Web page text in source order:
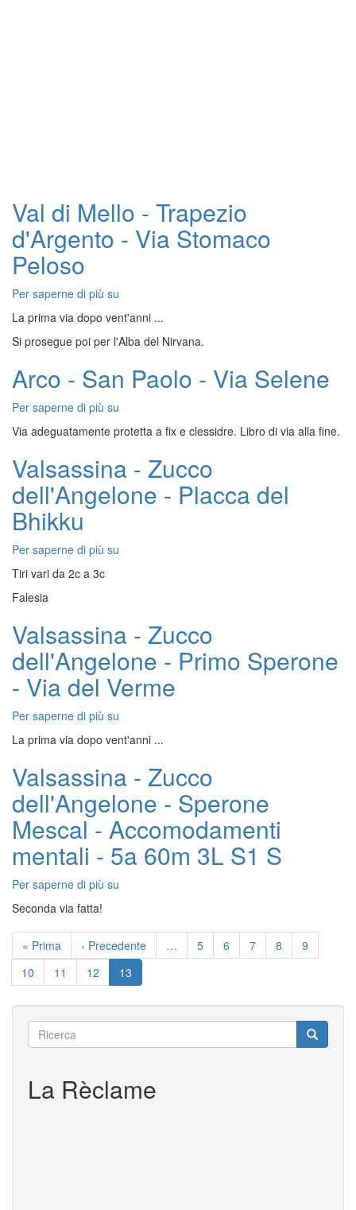
Val di Mello - Trapezio
d'Argento - Via Stomaco
Peloso
Per saperne di più su
Mello
-
d'Argento
-
Peloso
La prima via dopo vent'anni ...
Si prosegue poi per l'Alba del Nirvana.
Arco - San Paolo - Via Selene
Per saperne di più su
San
-
Selene
Via adeguatamente protetta a fix e clessidre. Libro di via alla fine.
Valsassina - Zucco
dell'Angelone - Placca del
Bhikku
Per saperne di più su
Placca
del
Bhikku
Tiri vari da 2c a 3c
Falesia
Valsassina - Zucco
dell'Angelone - Primo Sperone
- Via del Verme
Per saperne di più su
Zucco
-
Sperone
-
Via
del
La prima via dopo vent'anni ...
Valsassina - Zucco
dell'Angelone - Sperone
Mescal - Accomodamenti
mentali - 5a 60m 3L S1 S
Per saperne di più su
dell'Angelone
-
Sperone
Mescal
-
3L
Seconda via fatta!
Paginazione
Prima
pagina
« Prima
Pagina
precedente
‹ Precedente … Pagina
5 Pagina
6 Pagina
7 Pagina
8 Pagina
9
Pagina
10 Pagina
11 Pagina
12
Pagina
attuale
13
Ricerca
Ricerca Ricerca
La Rèclame